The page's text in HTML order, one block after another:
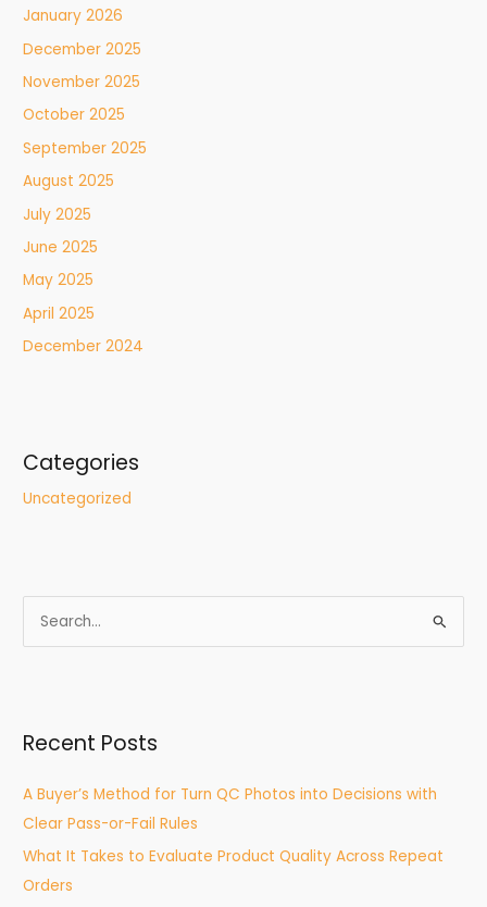
January 2026
December 2025
November 2025
October 2025
September 2025
August 2025
July 2025
June 2025
May 2025
April 2025
December 2024
Categories
Uncategorized
e
c
f
o
r
:
Recent Posts
A Buyer’s Method for Turn QC Photos into Decisions with
Clear Pass-or-Fail Rules
What It Takes to Evaluate Product Quality Across Repeat
Orders